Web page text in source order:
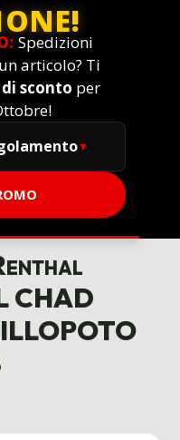
Spedizioni
articolo? Ti
sconto per
CHAD